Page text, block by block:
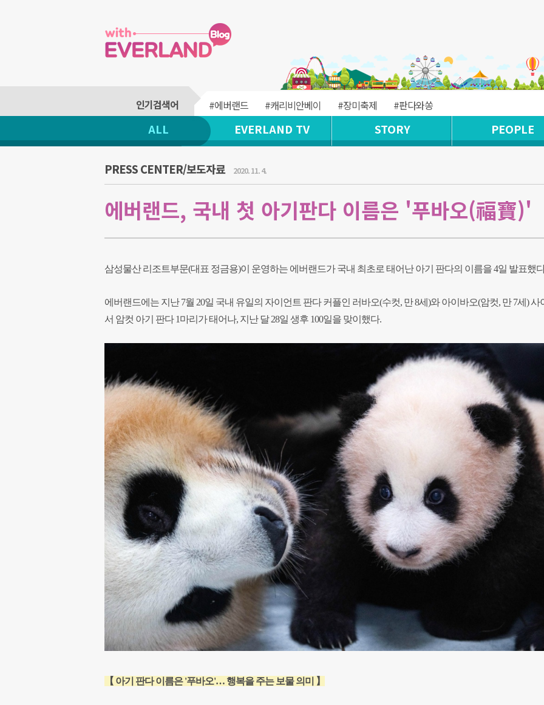
#에버랜드 #캐리비안베이 #장미축제 #판다와쏭
ALL EVERLAND TV STORY PEOPLE
PRESS CENTER/보도자료 2020. 11. 4.
에버랜드, 국내 첫 아기판다 이름은 '푸바오(福寶)'
삼성물산 리조트부문(대표 정금용)이 운영하는 에버랜드가 국내 최초로 태어난 아기 판다의 이름을 4일 발표했
에버랜드에는 지난 7월 20일 국내 유일의 자이언트 판다 커플인 러바오(수컷, 만 8세)와 아이바오(암컷, 만 7세) 사
서 암컷 아기 판다 1마리가 태어나, 지난 달 28일 생후 100일을 맞이했다.
【 아기 판다 이름은 '푸바오'… 행복을 주는 보물 의미 】